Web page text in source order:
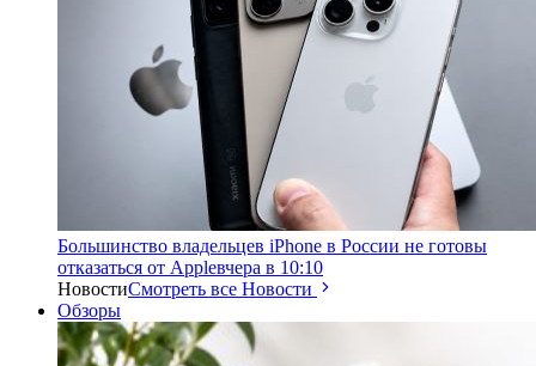
Большинство владельцев iPhone в России не готовы
отказаться от Appleвчера в 10:10
НовостиСмотреть все Новости
Обзоры